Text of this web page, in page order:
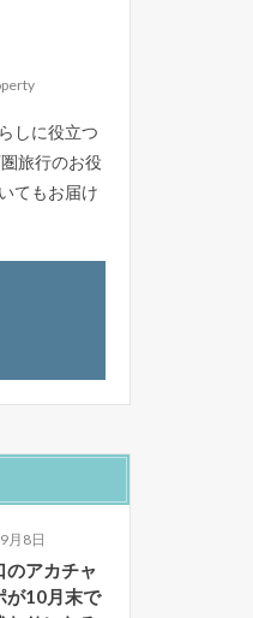
しに役立つ
旅行のお役
てもお届け
月8日
のアカチャ
が10月末で